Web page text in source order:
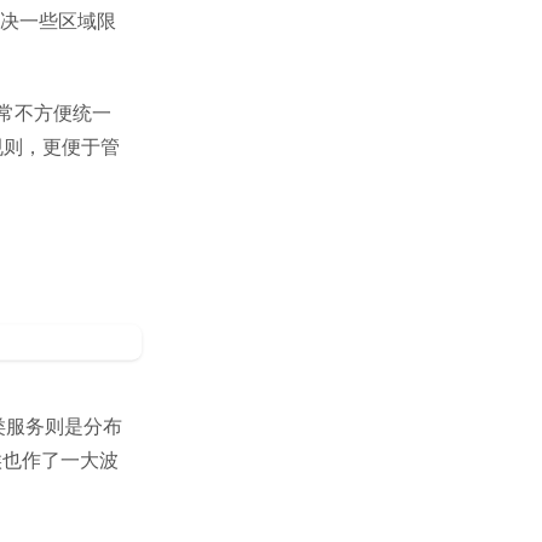
一些区域限
不方便统一
，更便于管
务则是分布
作了一大波